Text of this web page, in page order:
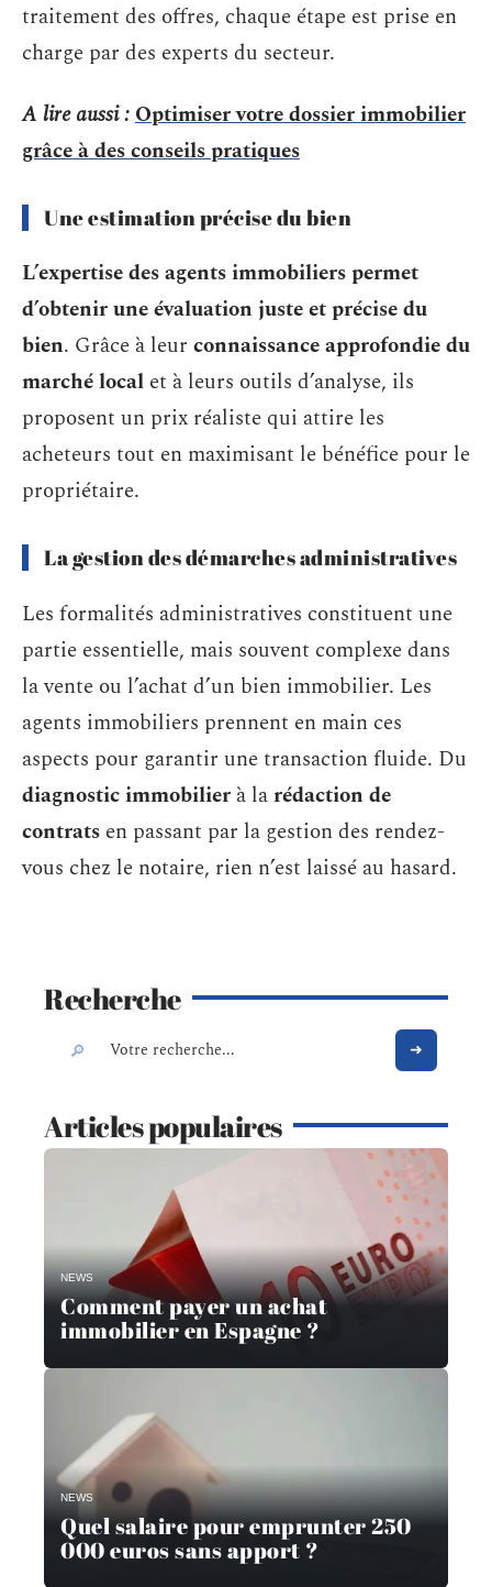
traitement des offres, chaque étape est prise en
charge par des experts du secteur.
A lire aussi :Optimiser votre dossier immobilier
grâce à des conseils pratiques
Une estimation précise du bien
L’expertise des agents immobiliers permet
d’obtenir une évaluation juste et précise du
bien. Grâce à leur connaissance approfondie du
marché local et à leurs outils d’analyse, ils
proposent un prix réaliste qui attire les
acheteurs tout en maximisant le bénéfice pour le
propriétaire.
La gestion des démarches administratives
Les formalités administratives constituent une
partie essentielle, mais souvent complexe dans
la vente ou l’achat d’un bien immobilier. Les
agents immobiliers prennent en main ces
aspects pour garantir une transaction fluide. Du
diagnostic immobilier à larédaction de
contrats en passant par la gestion des rendez-
vous chez le notaire, rien n’est laissé au hasard.
Recherche
Articles populaires
NEWS
Comment payer un achat
immobilier en Espagne ?
NEWS
Quel salaire pour emprunter 250
000 euros sans apport ?